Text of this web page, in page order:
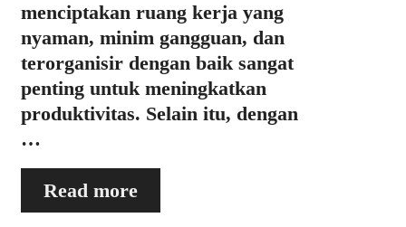
menciptakan ruang kerja yang
nyaman, minim gangguan, dan
terorganisir dengan baik sangat
penting untuk meningkatkan
produktivitas. Selain itu, dengan
…
Read moreMembuat
Ruang